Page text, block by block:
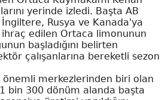
yerinde izledi. Başta AB
Rusya ve Kanada'ya
edilen Ortaca limonunun
başladığını belirten
çalışanlarına bereketli sezon
önemli merkezlerinden biri olan
bin 300 dönüm alanda başta